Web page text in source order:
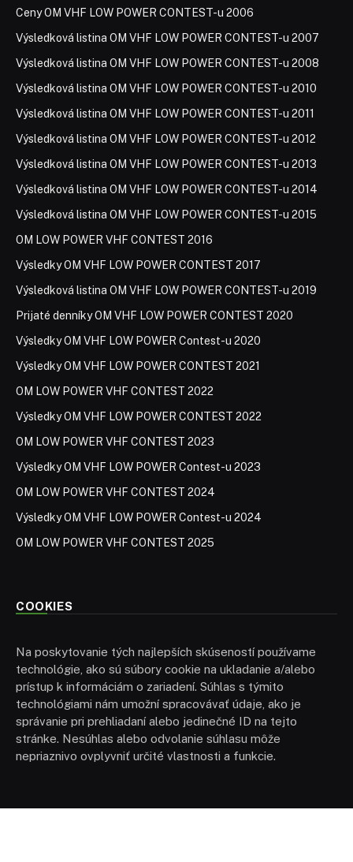
Ceny OM VHF LOW POWER CONTEST-u 2006
Výsledková listina OM VHF LOW POWER CONTEST-u 2007
Výsledková listina OM VHF LOW POWER CONTEST-u 2008
Výsledková listina OM VHF LOW POWER CONTEST-u 2010
Výsledková listina OM VHF LOW POWER CONTEST-u 2011
Výsledková listina OM VHF LOW POWER CONTEST-u 2012
Výsledková listina OM VHF LOW POWER CONTEST-u 2013
Výsledková listina OM VHF LOW POWER CONTEST-u 2014
Výsledková listina OM VHF LOW POWER CONTEST-u 2015
OM LOW POWER VHF CONTEST 2016
Výsledky OM VHF LOW POWER CONTEST 2017
Výsledková listina OM VHF LOW POWER CONTEST-u 2019
Prijaté denníky OM VHF LOW POWER CONTEST 2020
Výsledky OM VHF LOW POWER Contest-u 2020
Výsledky OM VHF LOW POWER CONTEST 2021
OM LOW POWER VHF CONTEST 2022
Výsledky OM VHF LOW POWER CONTEST 2022
OM LOW POWER VHF CONTEST 2023
Výsledky OM VHF LOW POWER Contest-u 2023
OM LOW POWER VHF CONTEST 2024
Výsledky OM VHF LOW POWER Contest-u 2024
OM LOW POWER VHF CONTEST 2025
COOKIES
Na poskytovanie tých najlepších skúseností používame
technológie, ako sú súbory cookie na ukladanie a/alebo
prístup k informáciám o zariadení. Súhlas s týmito
technológiami nám umožní spracovávať údaje, ako je
správanie pri prehliadaní alebo jedinečné ID na tejto
stránke. Nesúhlas alebo odvolanie súhlasu môže
nepriaznivo ovplyvniť určité vlastnosti a funkcie.